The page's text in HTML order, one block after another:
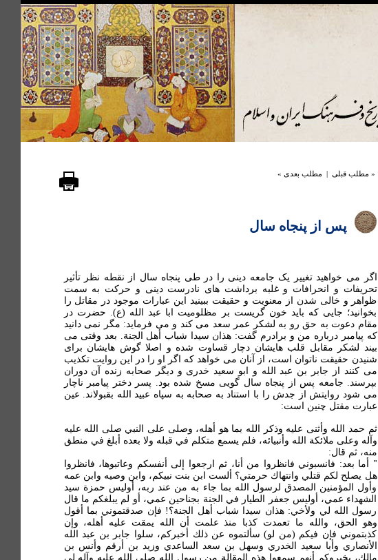
« مطلب قبلی | مطلب بعدی »
پس از پنجاه سال
اگر می خواهيد تغيير يک جامعه دينی را در طی پنجاه سال از نقطه نظر تأثير
تحريفات و انحرافات و غلبه برداشت های نادرست دينی و حرکت به سمت
ظواهر و خالی شدن از معنويت و حقيقت ببينيد اين عبارات موجود در مقاتل را
بخوانيد؛ جایی که بايد خون گريست بر مظلوميت ابا عبد الله (ع). حضرت در
مقام دعوت به حق رو به لشکر عمر سعد می کند و می فرمايد: مگر نمی دانيد
که پيامبر درباره من و برادرم گفت: هذان سيدا شباب أهل الجنة. بعد وقتی می
بيند لشکر مقابل قلب هايشان دچار قساوت شده و اصلا گوش هايشان برای
شنيدن حقيقت ناتوان است، از آنان می خواهد که اگر او را در اين روايت تکذيب
می کنند از جابر بن عبد الله و ابو سعيد خدری و ديگر صحابه زنده آن دوران
بپرسند. جامعه پس از پنجاه سال گویی مسخ شده بود. پسر دختر پیامبر ناچار
می شود روايتش از جدش را با استناد به صحابه به سپاه عبيد الله بقبولاند. عين
عبارت مقتل چنين است:
ثم حمد الله وأثنى عليه وذكر الله بما هو أهله، وصلى على النبي صلى الله عليه
وآله وعلى ملائكة الله وأنبيائه، فلم يسمع متكلم في قبله ولا بعده أبلغ في منطق
منه، ثم قال:
" أما بعد: فانسبوني فانظروا من أنا، ثم ارجعوا إلى أنفسكم وعاتبوها، فانظروا
هل يصلح لكم قتلي وانتهاك حرمتي؟ ألست ابن بنت نبيكم، وابن وصيه وابن عمه
وأول المؤمنين المصدق لرسول الله بما جاء به من عند ربه، أوليس حمزة سيد
الشهداء عمي، أوليس جعفر الطيار في الجنة بجناحين عمي، أو لم يبلغكم ما قال
رسول الله لي ولأخي: هذان سيدا شباب أهل الجنة؟! فإن صدقتموني بما أقول
وهو الحق، والله ما تعمدت كذبا منذ علمت أن الله يمقت عليه أهله، وإن
كذبتموني فإن فيكم (من لو) سألتموه عن ذلك أخبركم، سلوا جابر بن عبد الله
الأنصاري وأبا سعيد الخدري وسهل بن سعد الساعدي وزيد بن أرقم وأنس بن
مالك، يخبروكم أنهم سمعوا هذه المقالة من رسول الله صلى الله عليه وآله لي